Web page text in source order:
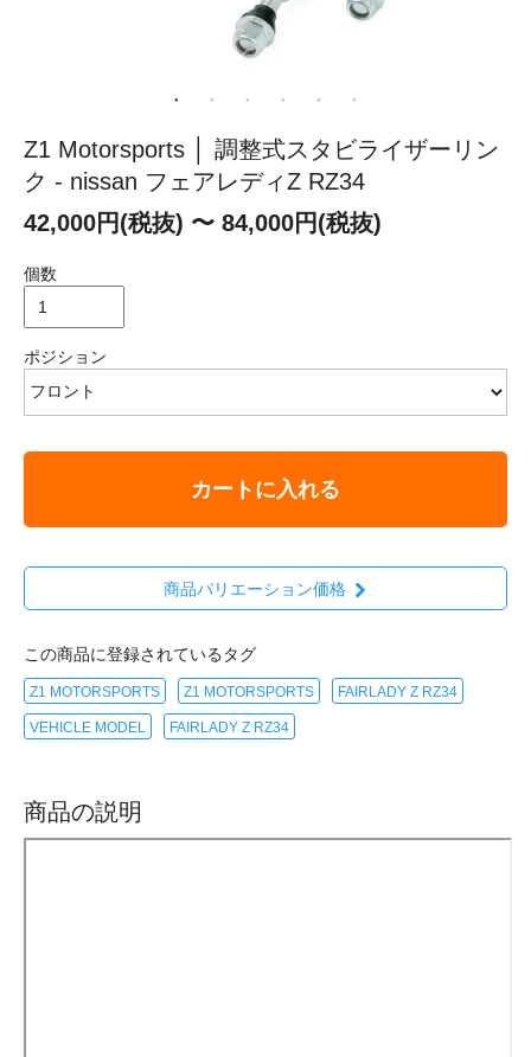
Z1 Motorsports │ 調整式スタビライザーリン
ク - nissan フェアレディZ RZ34
42,000円(税抜) 〜 84,000円(税抜)
個数
ポジション
カートに入れる
商品バリエーション価格
この商品に登録されているタグ
Z1 MOTORSPORTS Z1 MOTORSPORTS FAIRLADY Z RZ34
VEHICLE MODEL FAIRLADY Z RZ34
商品の説明